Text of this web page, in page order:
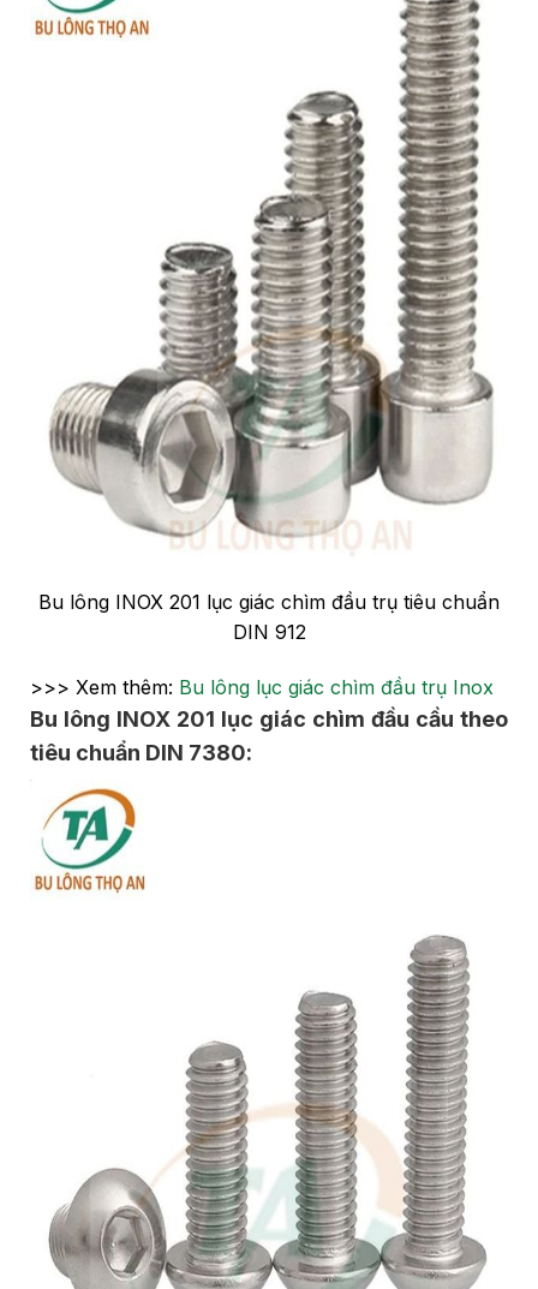
Bu lông INOX 201 lục giác chìm đầu trụ tiêu chuẩn
DIN 912
>>> Xem thêm: Bu lông lục giác chìm đầu trụ Inox
Bu lông INOX 201 lục giác chìm đầu cầu theo
tiêu chuẩn DIN 7380: